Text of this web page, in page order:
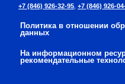
+7 (846) 926-32-95 +7 (846) 926-
Политика в отношении
данных
На информационном
рекомендательные